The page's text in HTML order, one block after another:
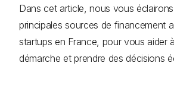
Dans cet article, nous vous
principales sources de financement
startups en France, pour vous aider
démarche et prendre des décisions